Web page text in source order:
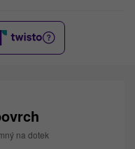
na dotek